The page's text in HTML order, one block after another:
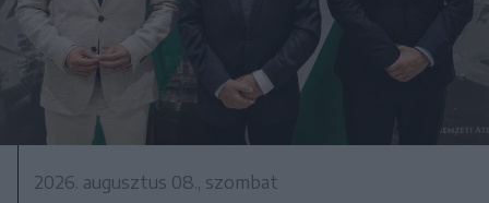
2026. augusztus 08., szombat